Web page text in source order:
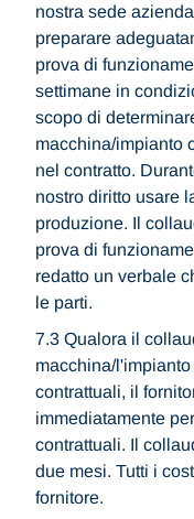
nostra sede
preparare
prova di
settimane in
scopo di
macchina/impianto
nel contratto.
nostro diritto usare
produzione. Il
prova di
redatto un verbale
le parti.
7.3 Qualora il
macchina/
contrattuali, il
immediatamente
contrattuali. Il
due mesi. Tutti i
fornitore.